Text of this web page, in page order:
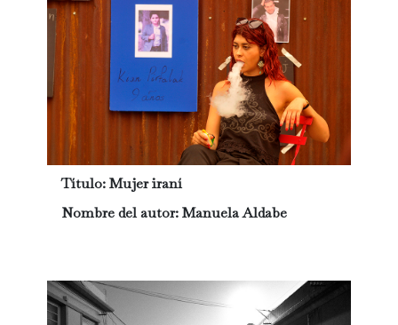
Título:Mujer iraní
Nombre del autor:Manuela Aldabe